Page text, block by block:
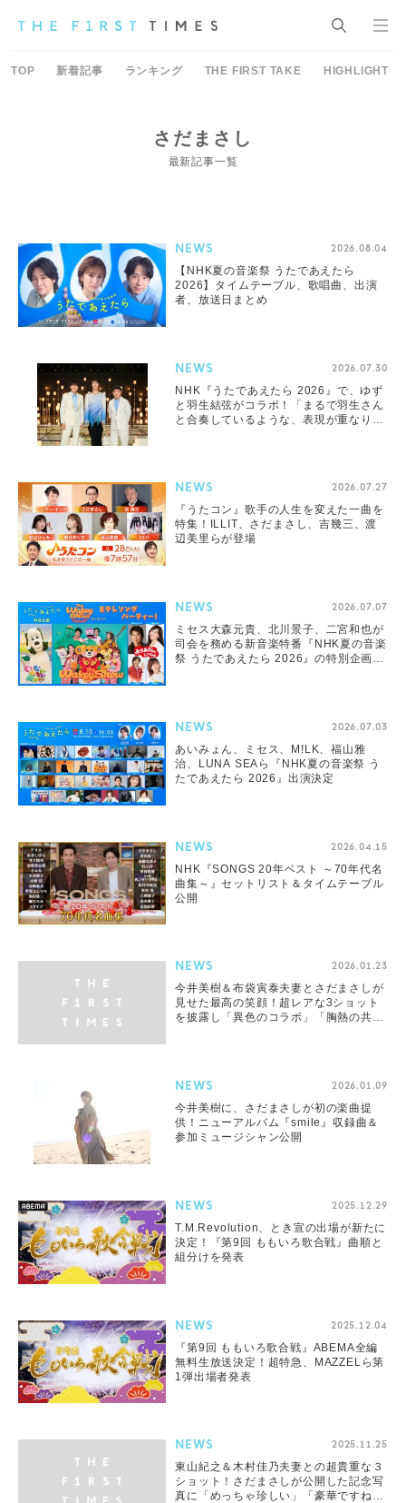
TOP 新着記事 ランキング THE FIRST TAKE HIGHLIGHT
さだまさし
最新記事一覧
NEWS 2026.08.04
【NHK夏の音楽祭 うたであえたら
2026】タイムテーブル、歌唱曲、出演
者、放送日まとめ
NEWS 2026.07.30
NHK『うたであえたら 2026』で、ゆず
と羽生結弦がコラボ！「まるで羽生さん
と合奏しているような、表現が重なり合
NEWS 2026.07.27
『うたコン』歌手の人生を変えた一曲を
特集！ILLIT、さだまさし、吉幾三、渡
辺美里らが登場
NEWS 2026.07.07
ミセス大森元貴、北川景子、二宮和也が
司会を務める新音楽特番『NHK夏の音楽
祭 うたであえたら 2026』の特別企画発
NEWS 2026.07.03
あいみょん、ミセス、M!LK、福山雅
治、LUNA SEAら『NHK夏の音楽祭 う
たであえたら 2026』出演決定
NEWS 2026.04.15
NHK『SONGS 20年ベスト ～70年代名
曲集～』セットリスト＆タイムテーブル
公開
NEWS 2026.01.23
今井美樹＆布袋寅泰夫妻とさだまさしが
見せた最高の笑顔！超レアな3ショット
を披露し「異色のコラボ」「胸熱の共
NEWS 2026.01.09
今井美樹に、さだまさしが初の楽曲提
供！ニューアルバム『smile』収録曲＆
参加ミュージシャン公開
NEWS 2025.12.29
T.M.Revolution、とき宣の出場が新たに
決定！『第9回 ももいろ歌合戦』曲順と
組分けを発表
NEWS 2025.12.04
『第9回 ももいろ歌合戦』ABEMA全編
無料生放送決定！超特急、MAZZELら第
1弾出場者発表
NEWS 2025.11.25
東山紀之＆木村佳乃夫妻との超貴重な３
ショット！さだまさしが公開した記念写
真に「めっちゃ珍しい」「豪華ですね」